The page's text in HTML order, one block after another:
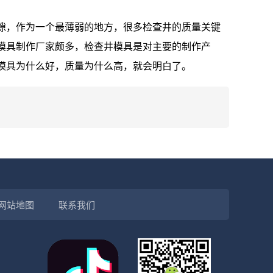
作为一个最薄弱的地方，很多检查井的质量关键
制作厂家颇多，检查井模具是对主要的制作产
为什么好，质量为什么高，就会明白了。
站地图 联系我们